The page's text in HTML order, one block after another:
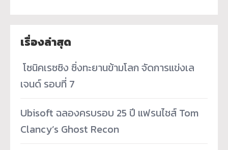
เรื่องล่าสุด
­ โซนิคเรซซิง ซิ่งทะยานข้ามโลก จัดการแข่งเล
เจนด์ รอบที่ 7
Ubisoft ฉลองครบรอบ 25 ปี แฟรนไชส์ Tom
Clancy’s Ghost Recon